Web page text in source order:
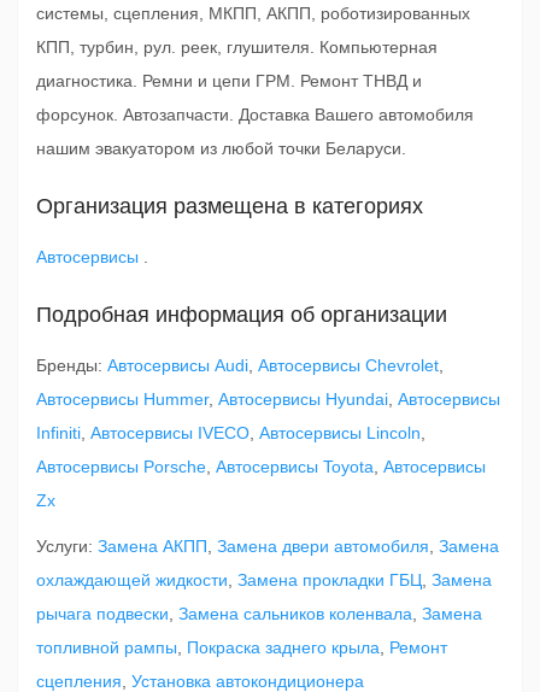
системы, сцепления, МКПП, АКПП, роботизированных
КПП, турбин, рул. реек, глушителя. Компьютерная
диагностика. Ремни и цепи ГРМ. Ремонт ТНВД и
форсунок. Автозапчасти. Доставка Вашего автомобиля
нашим эвакуатором из любой точки Беларуси.
Организация размещена в категориях
Автосервисы
Подробная информация об организации
Бренды: Автосервисы Audi Автосервисы Chevrolet
Автосервисы Hummer, Автосервисы Hyundai Автосервисы
Infiniti Автосервисы IVECO Автосервисы Lincoln
Автосервисы Porsche Автосервисы Toyota Автосервисы
Zx
Услуги: Замена АКПП Замена двери автомобиля Замена
охлаждающей жидкости Замена прокладки ГБЦ Замена
рычага подвески Замена сальников коленвала Замена
топливной рампы
Покраска заднего крыла
Ремонт
сцепления Установка автокондиционера